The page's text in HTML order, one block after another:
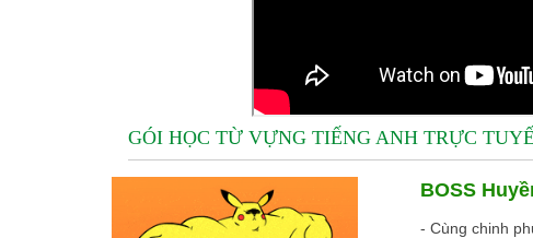
GÓI HỌC TỪ VỰNG TIẾNG ANH TRỰC
BOSS
- Cùng chinh